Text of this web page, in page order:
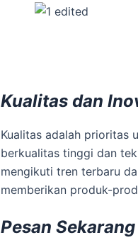
Kualitas dan
Kualitas adalah prioritas
berkualitas tinggi dan
mengikuti tren terbaru
memberikan produk-
Pesan